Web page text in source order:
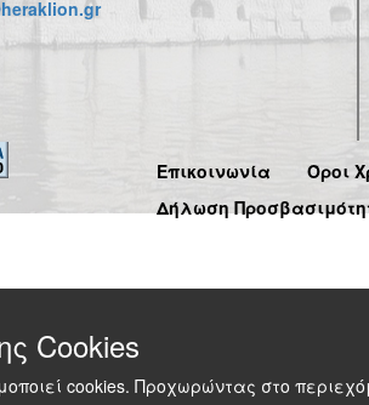
Επικοινωνία
Όροι
Δήλωση
Cookies
cookies. Προχωρώντας στο